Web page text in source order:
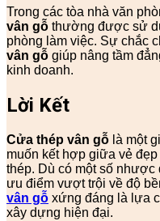
Trong các tòa nhà văn
vân gỗ thường được sử
phòng làm việc. Sự chắc
vân gỗ giúp nâng tầm
kinh doanh.
Lời Kết
Cửa thép vân gỗ là một
muốn kết hợp giữa vẻ
thép. Dù có một số
ưu điểm vượt trội về độ
vân gỗ xứng đáng là lựa
xây dựng hiện đại.